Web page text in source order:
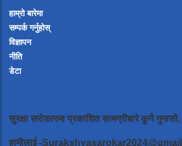
हाम्रो बारेमा
सम्पर्क गर्नुहोस्
विज्ञापन
नीति
डेटा
सुरक्षा सरोकारमा प्रकाशित सामग्रीबारे कुनै
हामीलाई-